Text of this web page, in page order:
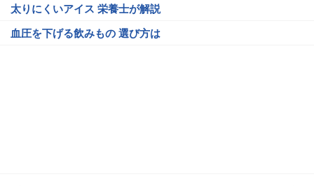
太りにくいアイス 栄養士が解説
血圧を下げる飲みもの 選び方は